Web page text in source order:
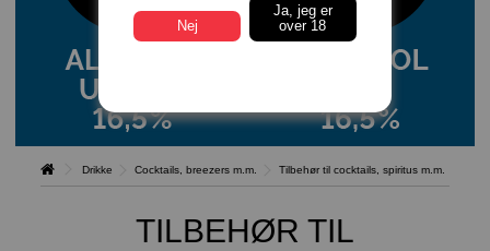
Drikke Cocktails, breezers m.m. Tilbehør til cocktails, spiritus m.m.
TILBEHØR TIL
Nej
Ja, jeg er
over 18